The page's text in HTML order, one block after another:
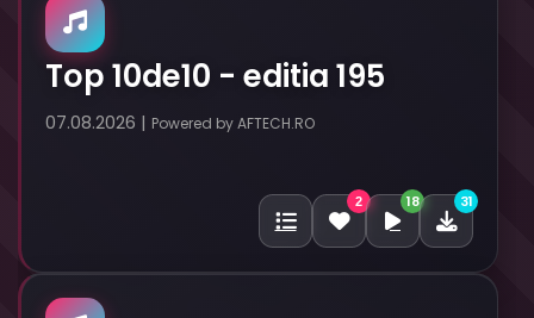
Top 10de10 - editia 195
07.08.2026 | Powered by AFTECH.RO
2 18 31